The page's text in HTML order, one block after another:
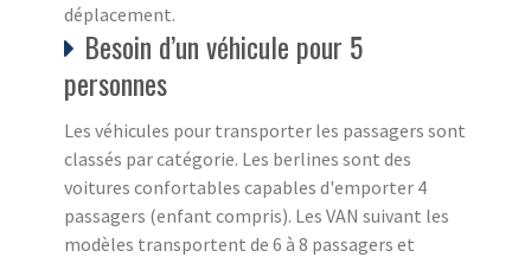
déplacement.
Besoin d’un véhicule pour 5
personnes
Les véhicules pour transporter les passagers sont
classés par catégorie. Les berlines sont des
voitures confortables capables d'emporter 4
passagers (enfant compris). Les VAN suivant les
modèles transportent de 6 à 8 passagers et